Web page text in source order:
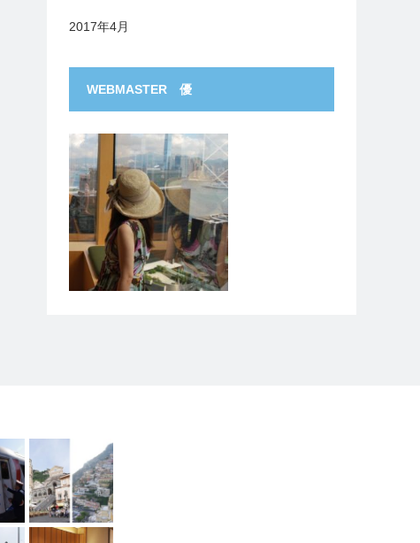
2017年4月
WEBMASTER 優